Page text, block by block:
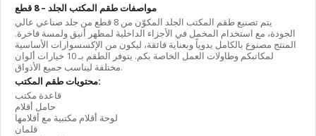
مواصفات طقم المكتب الجلد – 8 قطع
يتم تصنيع طقم المكتب الجلد المكوّن من 8 قطع من جلد صناعي عالي
الجودة، مع استخدام المخمل في الأجزاء الداخلية لمظهر أنيق ولمسة فاخرة.
المنتج مصنوع بالكامل يدوياً وبعناية فائقة، ليكون من الإكسسوارات الأساسية
لمكاتبكم وطاولات العمل الخاصة بكم. يتوفر الطقم بـ 10 خيارات ألوان
مختلفة ليناسب جميع الأذواق.
محتويات طقم المكتب:
قاعدة مكتب
حامل أقلام
لوحة أقلام مكتبية مع أقلامها
قلمان